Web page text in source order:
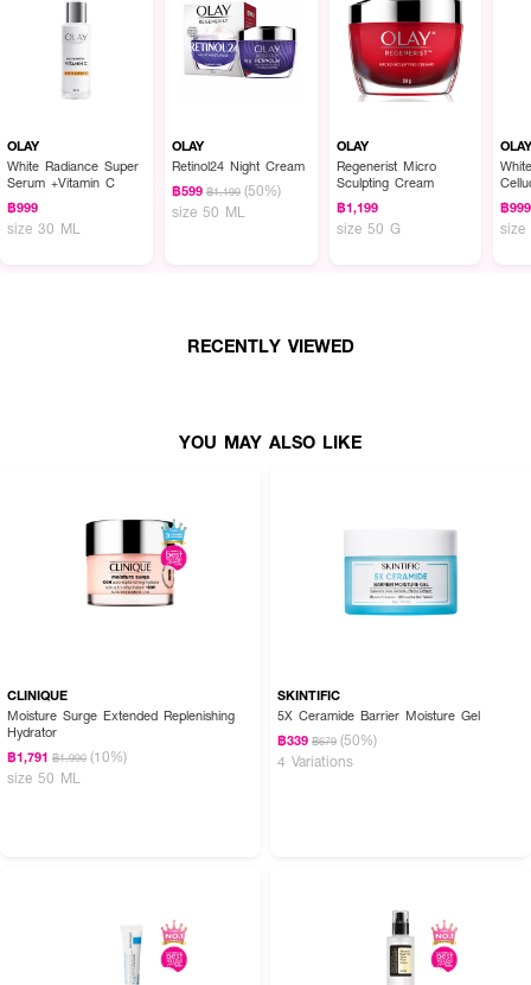
OLAY
White Radiance Super
Serum +Vitamin C
฿999
size 30 ML
OLAY
Retinol24 Night Cream
฿599 ฿1,199 (50%)
size 50 ML
OLAY
Regenerist Micro
Sculpting Cream
฿1,199
size 50 G
฿999
size
RECENTLY VIEWED
YOU MAY ALSO LIKE
CLINIQUE
Moisture Surge Extended Replenishing
Hydrator
฿1,791 ฿1,990 (10%)
size 50 ML
SKINTIFIC
5X Ceramide Barrier Moisture Gel
฿339 ฿679 (50%)
4 Variations